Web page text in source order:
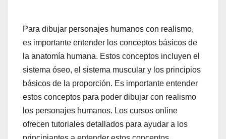
Para dibujar personajes humanos con realismo,
es importante entender los conceptos básicos de
la anatomía humana. Estos conceptos incluyen el
sistema óseo, el sistema muscular y los principios
básicos de la proporción. Es importante entender
estos conceptos para poder dibujar con realismo
los personajes humanos. Los cursos online
ofrecen tutoriales detallados para ayudar a los